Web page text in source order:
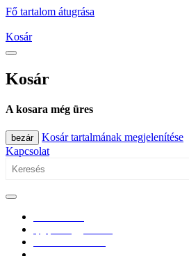
Fő tartalom átugrása
Kosár
Kosár
A kosara még üres
bezár
Kosár tartalmának megjelenítése
Kapcsolat